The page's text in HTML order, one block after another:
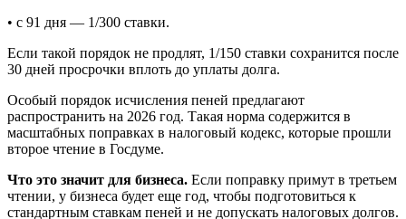
• с 91 дня — 1/300 ставки.
Если такой порядок не продлят, 1/150 ставки сохранится после
30 дней просрочки вплоть до уплаты долга.
Особый порядок исчисления пеней предлагают
распространить на 2026 год. Такая норма содержится в
масштабных поправках в налоговый кодекс, которые прошли
второе чтение в Госдуме.
Что это значит для бизнеса. Если поправку примут в третьем
чтении, у бизнеса будет еще год, чтобы подготовиться к
стандартным ставкам пеней и не допускать налоговых долгов.